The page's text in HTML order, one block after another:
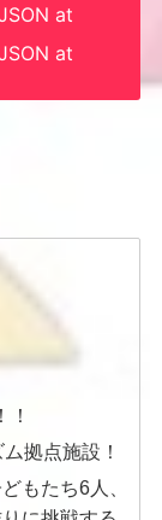
at
at
拠点施設！
もたち6人、